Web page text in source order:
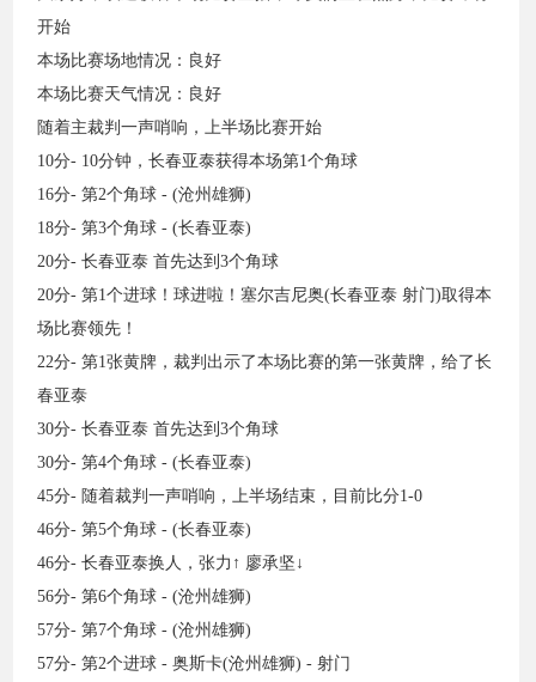
开始
本场比赛场地情况：良好
本场比赛天气情况：良好
随着主裁判一声哨响，上半场比赛开始
10分- 10分钟，长春亚泰获得本场第1个角球
16分- 第2个角球 - (沧州雄狮)
18分- 第3个角球 - (长春亚泰)
20分- 长春亚泰 首先达到3个角球
20分- 第1个进球！球进啦！塞尔吉尼奥(长春亚泰 射门)取得本
场比赛领先！
22分- 第1张黄牌，裁判出示了本场比赛的第一张黄牌，给了长
春亚泰
30分- 长春亚泰 首先达到3个角球
30分- 第4个角球 - (长春亚泰)
45分- 随着裁判一声哨响，上半场结束，目前比分1-0
46分- 第5个角球 - (长春亚泰)
46分- 长春亚泰换人，张力↑ 廖承坚↓
56分- 第6个角球 - (沧州雄狮)
57分- 第7个角球 - (沧州雄狮)
57分- 第2个进球 - 奥斯卡(沧州雄狮) - 射门